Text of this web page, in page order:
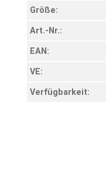
Größe:
Art.-Nr.:
EAN:
VE:
Verfügbarkeit: